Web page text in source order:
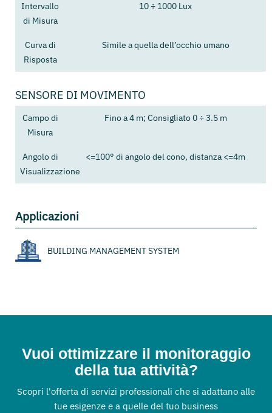
Intervallo
di Misura
10 ÷ 1000 Lux
Curva di
Risposta
Simile a quella dell’occhio umano
SENSORE DI MOVIMENTO
Campo di
Misura
Fino a 4 m; Consigliato 0 ÷ 3.5 m
Angolo di
Visualizzazione
<=100° di angolo del cono, distanza <=4m
Applicazioni
BUILDING MANAGEMENT SYSTEM
Vuoi ottimizzare il monitoraggio
della tua attività?
Scopri l'offerta di servizi professionali che si adattano alle
tue esigenze e a quelle del tuo business